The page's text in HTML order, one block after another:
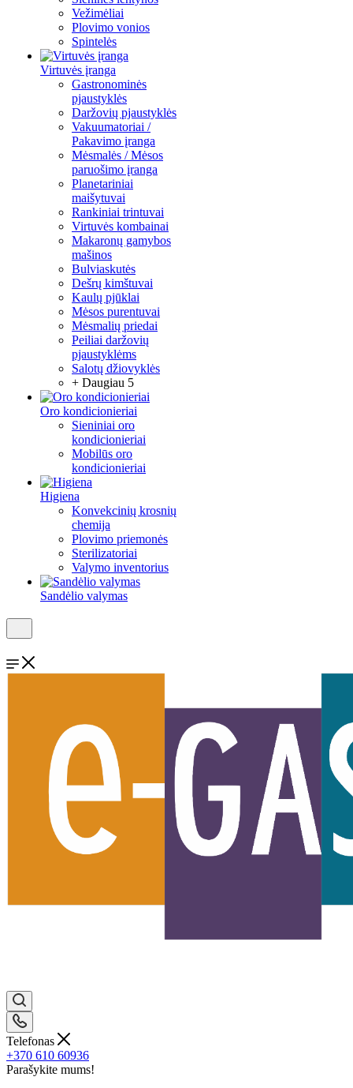
Vežimėliai
Plovimo vonios
Spintelės
Virtuvės įranga
Gastronominės
pjaustyklės
Daržovių pjaustyklės
Vakuumatoriai /
Pakavimo įranga
Mėsmalės / Mėsos
paruošimo įranga
Planetariniai
maišytuvai
Rankiniai trintuvai
Virtuvės kombainai
Makaronų gamybos
mašinos
Bulviaskutės
Dešrų kimštuvai
Kaulų pjūklai
Mėsos purentuvai
Mėsmalių priedai
Peiliai daržovių
pjaustyklėms
Salotų džiovyklės
+ Daugiau 5
Oro kondicionieriai
Sieniniai oro
kondicionieriai
Mobilūs oro
kondicionieriai
Higiena
Konvekcinių krosnių
chemija
Plovimo priemonės
Sterilizatoriai
Valymo inventorius
Sandėlio valymas
Telefonas
+370 610 60936
Parašykite mums!